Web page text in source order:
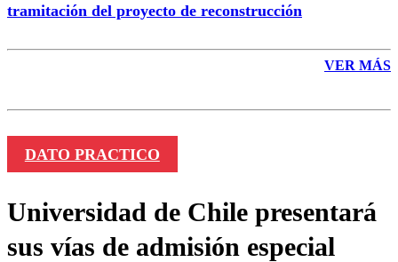
tramitación del proyecto de reconstrucción
VER MÁS
DATO PRACTICO
Universidad de Chile presentará
sus vías de admisión especial